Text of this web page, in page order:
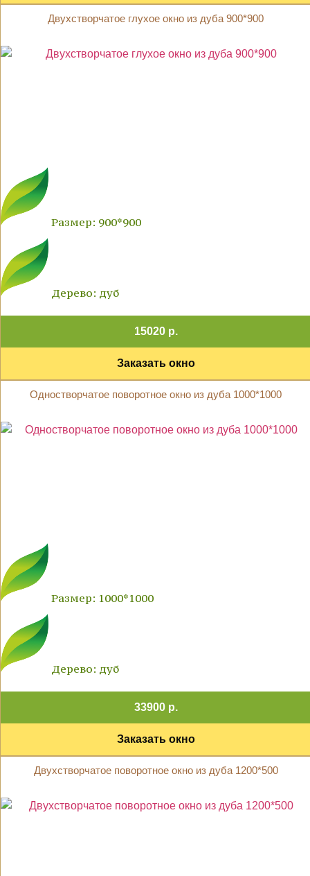
Двухстворчатое глухое окно из дуба 900*900
Размер: 900*900
Дерево: дуб
15020 р.
Заказать окно
Одностворчатое поворотное окно из дуба 1000*1000
Размер: 1000*1000
Дерево: дуб
33900 р.
Заказать окно
Двухстворчатое поворотное окно из дуба 1200*500